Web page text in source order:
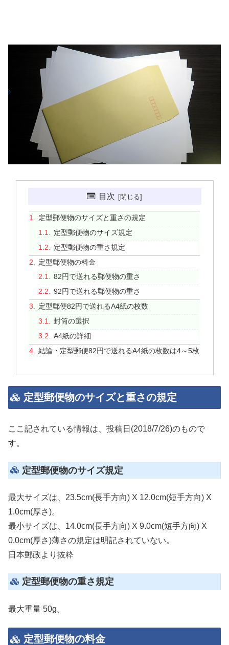
目次
定型郵便物のサイズと重さの規定
定型郵便物のサイズ規定
定型郵便物の重さ規定
定型郵便物の料金
82円で送れる郵便物の重さ
92円で送れる郵便物の重さ
定型郵便82円で送れるA4紙の枚数
封筒の選択
A4紙の詳細
結論・定型郵便82円で送れるA4紙の枚数は4～5枚
定型郵便物のサイズと重さの規定
ここ記されている情報は、投稿日(2018/7/26)のもので
す。
定型郵便物のサイズ規定
最大サイズは、23.5cm(長手方向) X 12.0cm(短手方向) X
1.0cm(厚さ)。
最小サイズは、14.0cm(長手方向) X 9.0cm(短手方向) X
0.0cm(厚さ)薄さの規定は明記されていない。
日本郵政より抜粋
定型郵便物の重さ規定
最大重量 50g。
定型郵便物の料金